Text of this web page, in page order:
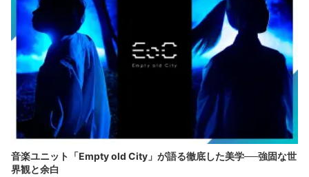
音楽ユニット「Empty old City」が語る徹底した美学──強固な世
界観と余白